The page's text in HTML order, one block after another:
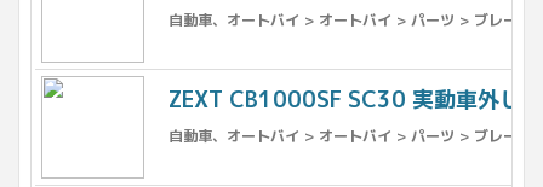
自動車、オートバイ > オートバイ > パーツ > ブレーキ
ZEXT CB1000SF SC30 実動車外し
自動車、オートバイ > オートバイ > パーツ > ブレーキ